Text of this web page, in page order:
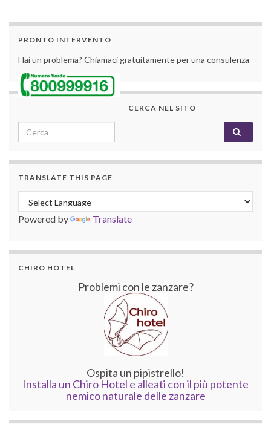
PRONTO INTERVENTO
Hai un problema? Chiamaci gratuitamente per una consulenza
CERCA NEL SITO
Search for:
TRANSLATE THIS PAGE
Powered by Translate
CHIRO HOTEL
Problemi con le zanzare?
Ospita un pipistrello!
Installa un Chiro Hotel e alleati con il più potente
nemico naturale delle zanzare